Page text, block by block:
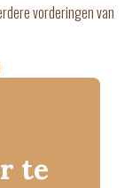
vorderingen van
te